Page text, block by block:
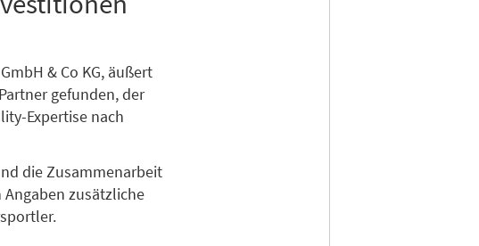
& Co KG, äußert
gefunden, der
Expertise nach
die Zusammenarbeit
zusätzliche